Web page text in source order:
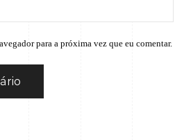
para a próxima vez que eu comentar.